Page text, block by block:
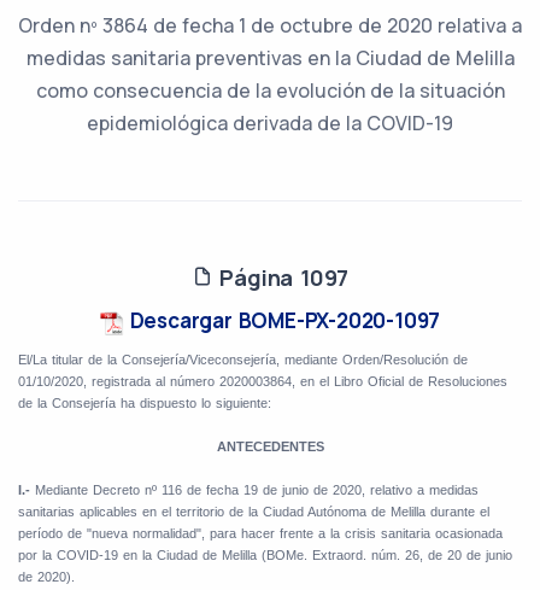
Orden nº 3864 de fecha 1 de octubre de 2020 relativa a
medidas sanitaria preventivas en la Ciudad de Melilla
como consecuencia de la evolución de la situación
epidemiológica derivada de la COVID-19
Página 1097
Descargar BOME-PX-2020-1097
El/La titular de la Consejería/Viceconsejería, mediante Orden/Resolución de
01/10/2020, registrada al número 2020003864, en el Libro Oficial de Resoluciones
de la Consejería ha dispuesto lo siguiente:
ANTECEDENTES
I.- Mediante Decreto nº 116 de fecha 19 de junio de 2020, relativo a medidas
sanitarias aplicables en el territorio de la Ciudad Autónoma de Melilla durante el
período de "nueva normalidad", para hacer frente a la crisis sanitaria ocasionada
por la COVID-19 en la Ciudad de Melilla (BOMe. Extraord. núm. 26, de 20 de junio
de 2020).